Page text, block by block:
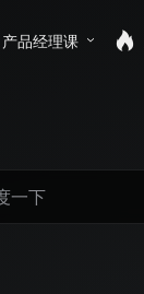
产品经理课